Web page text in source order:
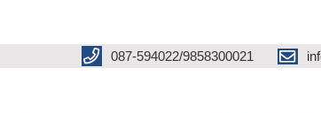
087-594022/9858300021